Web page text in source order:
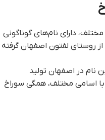
دارای نام‌های گوناگونی
از روستای لفتون اصفهان گرفته
نام در اصفهان تولید
اسامی مختلف، همگی سوراخ‌